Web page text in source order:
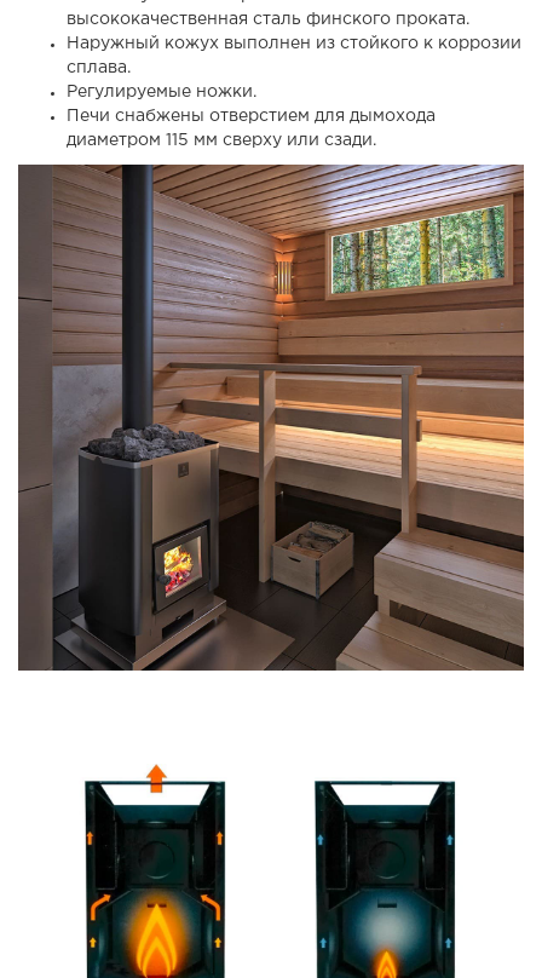
высококачественная сталь финского проката.
Наружный кожух выполнен из стойкого к коррозии
сплава.
Регулируемые ножки.
Печи снабжены отверстием для дымохода
диаметром 115 мм сверху или сзади.